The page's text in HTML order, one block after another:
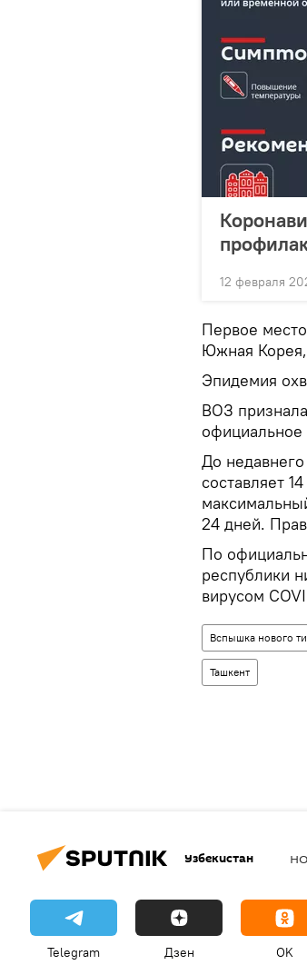
12 февраля
Первое
Южная
Эпидемия
ВОЗ
До
составляет
24 дней.
По
республики
вирусом
Вспышка нового
Ташкент
Узбекистан
Telegram Дзен OK